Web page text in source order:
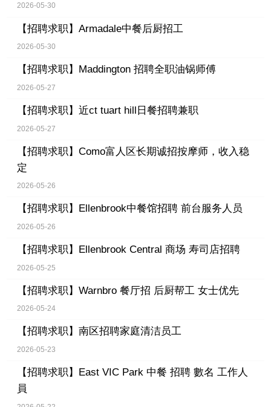
2026-05-30
【招聘求职】 Armadale中餐后厨招工
2026-05-30
【招聘求职】 Maddington 招聘全职油锅师傅
2026-05-27
【招聘求职】 近ct tuart hill日餐招聘兼职
2026-05-27
【招聘求职】 Como富人区长期诚招按摩师，收入稳
定
2026-05-26
【招聘求职】 Ellenbrook中餐馆招聘 前台服务人员
2026-05-26
【招聘求职】 Ellenbrook Central 商场 寿司店招聘
2026-05-25
【招聘求职】 Warnbro 餐厅招 后厨帮工 女士优先
2026-05-24
【招聘求职】 南区招聘家庭清洁员工
2026-05-23
【招聘求职】 East VIC Park 中餐 招聘 數名 工作人
員